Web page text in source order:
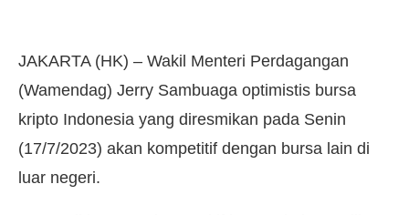
JAKARTA (HK) – Wakil Menteri Perdagangan
(Wamendag) Jerry Sambuaga optimistis bursa
kripto Indonesia yang diresmikan pada Senin
(17/7/2023) akan kompetitif dengan bursa lain di
luar negeri.